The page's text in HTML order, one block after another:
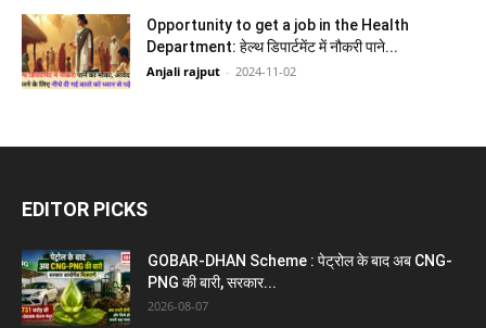
Opportunity to get a job in the Health
Department: हेल्थ डिपार्टमेंट में नौकरी पाने...
Anjali rajput - 2024-11-02
EDITOR PICKS
GOBAR-DHAN Scheme : पेट्रोल के बाद अब CNG-
PNG की बारी, सरकार...
2026-08-07